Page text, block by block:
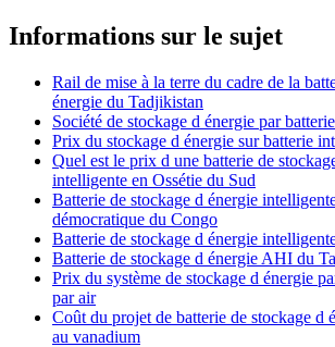
Informations sur le sujet
Rail de mise à la terre du cadre de la
énergie du Tadjikistan
Société de stockage d énergie par
Prix du stockage d énergie sur batterie
Quel est le prix d une batterie de
intelligente en Ossétie du Sud
Batterie de stockage d énergie
démocratique du Congo
Batterie de stockage d énergie
Batterie de stockage d énergie AHI du
Prix du système de stockage d énergie
par air
Coût du projet de batterie de stockage d
au vanadium